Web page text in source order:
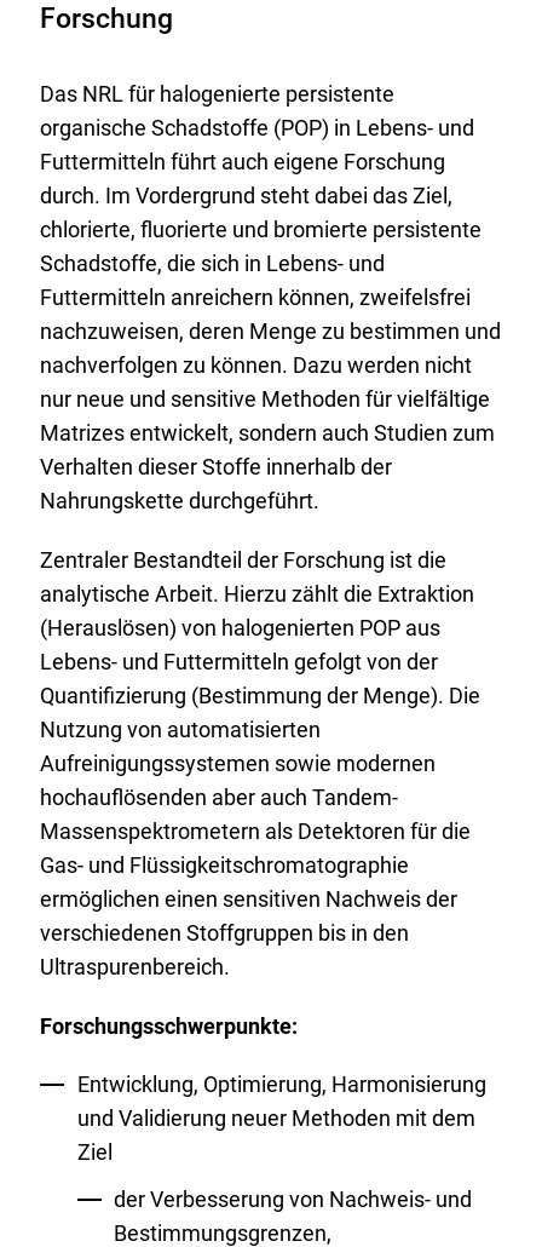
Forschung
Das NRL für halogenierte persistente
organische Schadstoffe (POP) in Lebens- und
Futtermitteln führt auch eigene Forschung
durch. Im Vordergrund steht dabei das Ziel,
chlorierte, fluorierte und bromierte persistente
Schadstoffe, die sich in Lebens- und
Futtermitteln anreichern können, zweifelsfrei
nachzuweisen, deren Menge zu bestimmen und
nachverfolgen zu können. Dazu werden nicht
nur neue und sensitive Methoden für vielfältige
Matrizes entwickelt, sondern auch Studien zum
Verhalten dieser Stoffe innerhalb der
Nahrungskette durchgeführt.
Zentraler Bestandteil der Forschung ist die
analytische Arbeit. Hierzu zählt die Extraktion
(Herauslösen) von halogenierten POP aus
Lebens- und Futtermitteln gefolgt von der
Quantifizierung (Bestimmung der Menge). Die
Nutzung von automatisierten
Aufreinigungssystemen sowie modernen
hochauflösenden aber auch Tandem-
Massenspektrometern als Detektoren für die
Gas- und Flüssigkeitschromatographie
ermöglichen einen sensitiven Nachweis der
verschiedenen Stoffgruppen bis in den
Ultraspurenbereich.
Forschungsschwerpunkte:
Entwicklung, Optimierung, Harmonisierung
und Validierung neuer Methoden mit dem
Ziel
der Verbesserung von Nachweis- und
Bestimmungsgrenzen,